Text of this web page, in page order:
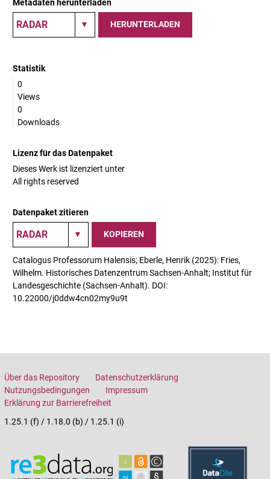
Metadaten herunterladen
HERUNTERLADEN
Statistik
0
Views
0
Downloads
Lizenz für das Datenpaket
Dieses Werk ist lizenziert unter
All rights reserved
Datenpaket zitieren
KOPIEREN
Catalogus Professorum Halensis; Eberle, Henrik (2025): Fries,
Wilhelm. Historisches Datenzentrum Sachsen-Anhalt; Institut für
Landesgeschichte (Sachsen-Anhalt). DOI:
10.22000/j0ddw4cn02my9u9t
Über das Repository
Datenschutzerklärung
Nutzungsbedingungen
Impressum
Erklärung zur Barrierefreiheit
1.25.1 (f) / 1.18.0 (b) / 1.25.1 (i)